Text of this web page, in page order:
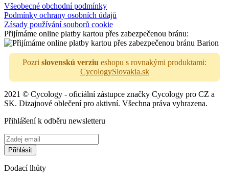
Všeobecné obchodní podmínky
Podmínky ochrany osobních údajů
Zásady používání souborů cookie
Přijímáme online platby kartou přes zabezpečenou bránu:
Pozri slovenskú verziu eshopu s rovnakými produktami:
CycologySlovakia.sk
2021 © Cycology - oficiální zástupce značky Cycology pro CZ a
SK. Dizajnové oblečení pro aktivní. Všechna práva vyhrazena.
Přihlášení k odběru newsletteru
Dodací lhůty